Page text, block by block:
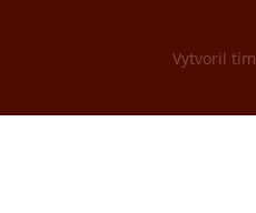
Vytvoril tím